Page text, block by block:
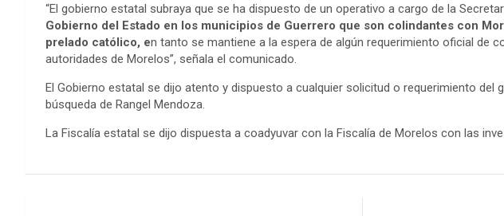
“El gobierno estatal subraya que se ha dispuesto de un operativo a cargo de la
Gobierno del Estado en los municipios de Guerrero que son colindantes con
prelado católico, en tanto se mantiene a la espera de algún requerimiento oficial de
autoridades de Morelos”, señala el comunicado.
El Gobierno estatal se dijo atento y dispuesto a cualquier solicitud o requerimiento del
búsqueda de Rangel Mendoza.
La Fiscalía estatal se dijo dispuesta a coadyuvar con la Fiscalía de Morelos con las